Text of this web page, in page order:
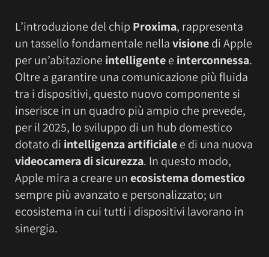
L’introduzione del chip Proxima, rappresenta
un tassello fondamentale nellavisionedi Apple
per un’abitazione intelligentee interconnessa.
Oltre a garantire una comunicazione più fluida
tra i dispositivi, questo nuovo componente si
inserisce in un quadro più ampio che prevede,
per il 2025, lo sviluppo di un hub domestico
dotato di intelligenza artificialee di una nuova
videocamera di sicurezza. In questo modo,
Apple mira a creare unecosistema domestico
sempre più avanzato e personalizzato; un
ecosistema in cui tutti i dispositivi lavorano in
sinergia.